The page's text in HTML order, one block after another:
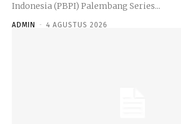
Indonesia (PBPI) Palembang Series...
ADMIN - 4 AGUSTUS 2026